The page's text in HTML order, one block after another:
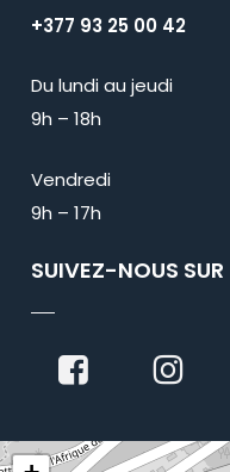
+377 93 25 00 42
Du lundi au jeudi
9h – 18h
Vendredi
9h – 17h
SUIVEZ-NOUS SUR